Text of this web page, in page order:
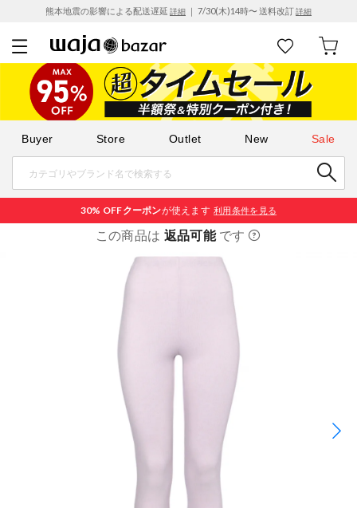
熊本地震の影響による配送遅延 詳細 ｜ 7/30(木)14時〜 送料改訂詳細
Buyer Store Outlet New Sale
30% OFFクーポンが使えます 利用条件を見る
この商品は 返品可能です